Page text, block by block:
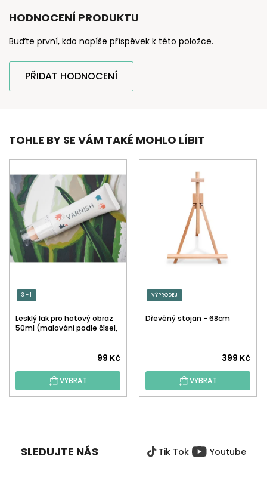
HODNOCENÍ PRODUKTU
Buďte první, kdo napíše příspěvek k této položce.
PŘIDAT HODNOCENÍ
TOHLE BY SE VÁM TAKÉ MOHLO LÍBIT
3 + 1
Lesklý lak pro hotový obraz
50ml (malování podle čísel,
hodnocení
produktu
je
hvězdiček.
99 Kč
VYBRAT
VÝPRODEJ
Dřevěný stojan - 68cm
399 Kč
VYBRAT
SLEDUJTE NÁS Tik Tok Youtube